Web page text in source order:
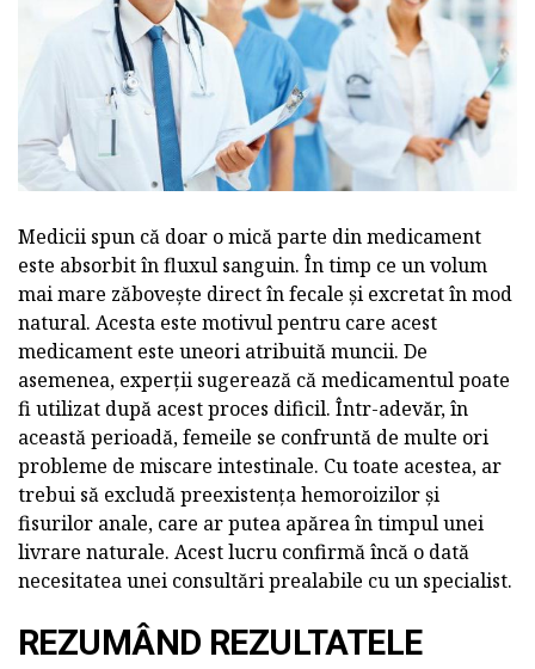
Medicii spun că doar o mică parte din medicament
este absorbit în fluxul sanguin. În timp ce un volum
mai mare zăbovește direct în fecale și excretat în mod
natural. Acesta este motivul pentru care acest
medicament este uneori atribuită muncii. De
asemenea, experții sugerează că medicamentul poate
fi utilizat după acest proces dificil. Într-adevăr, în
această perioadă, femeile se confruntă de multe ori
probleme de miscare intestinale. Cu toate acestea, ar
trebui să excludă preexistența hemoroizilor și
fisurilor anale, care ar putea apărea în timpul unei
livrare naturale. Acest lucru confirmă încă o dată
necesitatea unei consultări prealabile cu un specialist.
REZUMÂND REZULTATELE